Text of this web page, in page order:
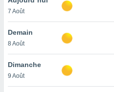
et
»,
au
vous
qu'ils
ou
7 Août
Demain
8 Août
Dimanche
9 Août